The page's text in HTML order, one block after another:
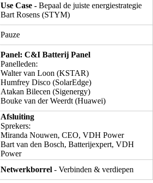
Use Case - Bepaal de juiste energiestrategie
Bart Rosens (STYM)
Pauze
Panel: C&I Batterij Panel
Panelleden:
Walter van Loon (KSTAR)
Humfrey Disco (SolarEdge)
Atakan Bilecen (Sigenergy)
Bouke van der Weerdt (Huawei)
Afsluiting
Sprekers:
Miranda Nouwen, CEO, VDH Power
Bart van den Bosch, Batterijexpert, VDH
Power
Netwerkborrel - Verbinden & verdiepen